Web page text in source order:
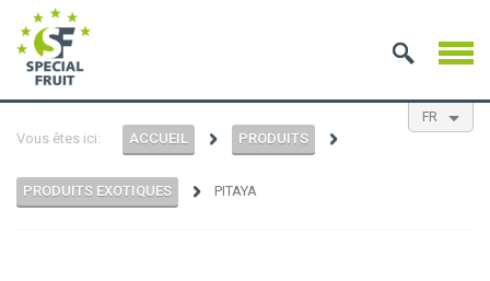
FR
Vous êtes ici: ACCUEIL PRODUITS
PRODUITS EXOTIQUES PITAYA